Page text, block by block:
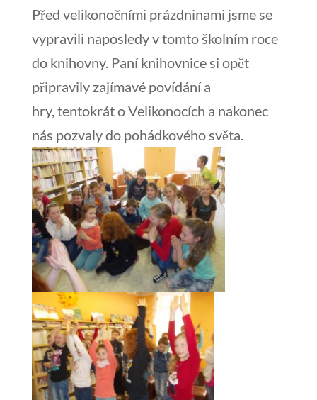
Před velikonočními prázdninami jsme se
vypravili naposledy v tomto školním roce
do knihovny. Paní knihovnice si opět
připravily zajímavé povídání a
hry, tentokrát o Velikonocích a nakonec
nás pozvaly do pohádkového světa.